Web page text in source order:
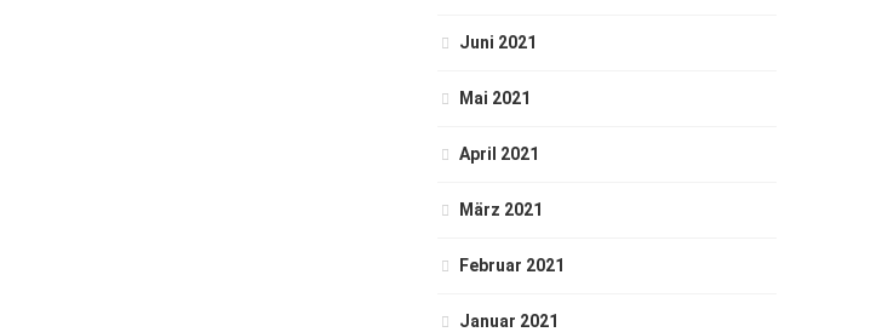
Juni 2021
Mai 2021
April 2021
März 2021
Februar 2021
Januar 2021